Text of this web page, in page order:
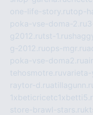
one-life-story.rutop-
poka-vse-doma-2.ru
g2012.rutst-1.ru
g-2012.ruops-mgr.ru
poka-vse-doma2.ru
tehosmotre.ruvarieta-
raytor-d.ru
store-brawl-stars.ru